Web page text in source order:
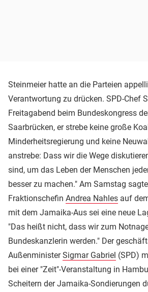
Steinmeier hatte an die Parteien
Verantwortung zu drücken. SPD-Chef
Freitagabend beim Bundeskongress
Saarbrücken, er strebe keine große
Minderheitsregierung und keine
anstrebe: Dass wir die Wege
sind, um das Leben der Menschen
besser zu machen." Am Samstag
Fraktionschefin Andrea Nahles auf
mit dem Jamaika-Aus sei eine neue
"Das heißt nicht, dass wir zum
Bundeskanzlerin werden." Der
AußenministerSigmar Gabriel (SPD)
bei einer "Zeit"-Veranstaltung in
Scheitern der Jamaika-Sondierungen